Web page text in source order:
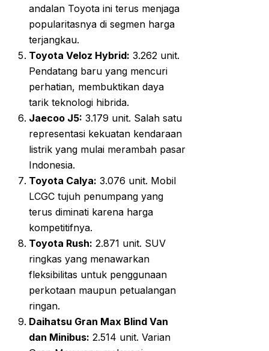
andalan Toyota ini terus menjaga
popularitasnya di segmen harga
terjangkau.
Toyota Veloz Hybrid: 3.262 unit.
Pendatang baru yang mencuri
perhatian, membuktikan daya
tarik teknologi hibrida.
Jaecoo J5: 3.179 unit. Salah satu
representasi kekuatan kendaraan
listrik yang mulai merambah pasar
Indonesia.
Toyota Calya: 3.076 unit. Mobil
LCGC tujuh penumpang yang
terus diminati karena harga
kompetitifnya.
Toyota Rush: 2.871 unit. SUV
ringkas yang menawarkan
fleksibilitas untuk penggunaan
perkotaan maupun petualangan
ringan.
Daihatsu Gran Max Blind Van
dan Minibus: 2.514 unit. Varian